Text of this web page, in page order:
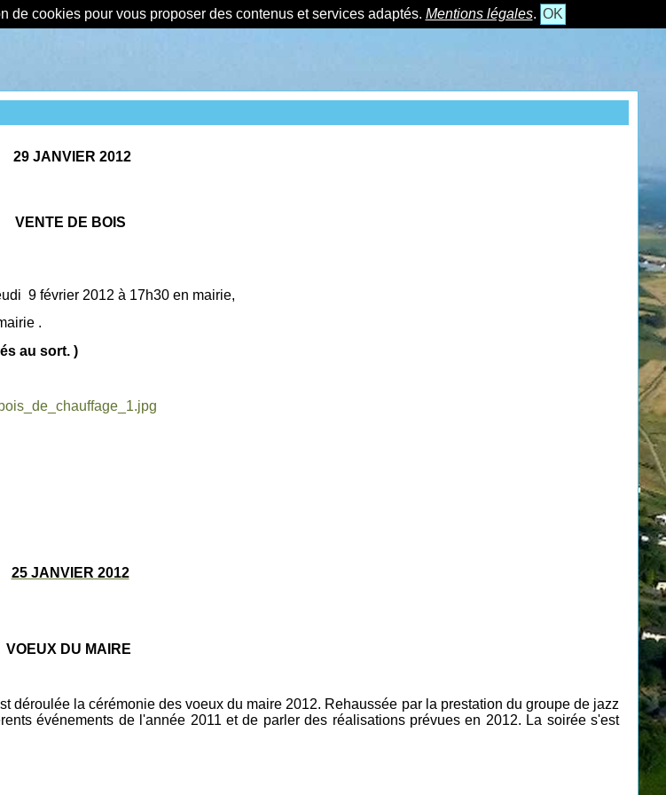
cookies pour vous proposer des contenus et services adaptés. Mentions légales. OK
29 JANVIER 2012
VENTE DE BOIS
9 février 2012 à 17h30 en mairie,
.
au sort. )
25 JANVIER 2012
VOEUX DU MAIRE
la cérémonie des voeux du maire 2012. Rehaussée par la prestation du groupe de jazz
événements de l'année 2011 et de parler des réalisations prévues en 2012. La soirée s'est